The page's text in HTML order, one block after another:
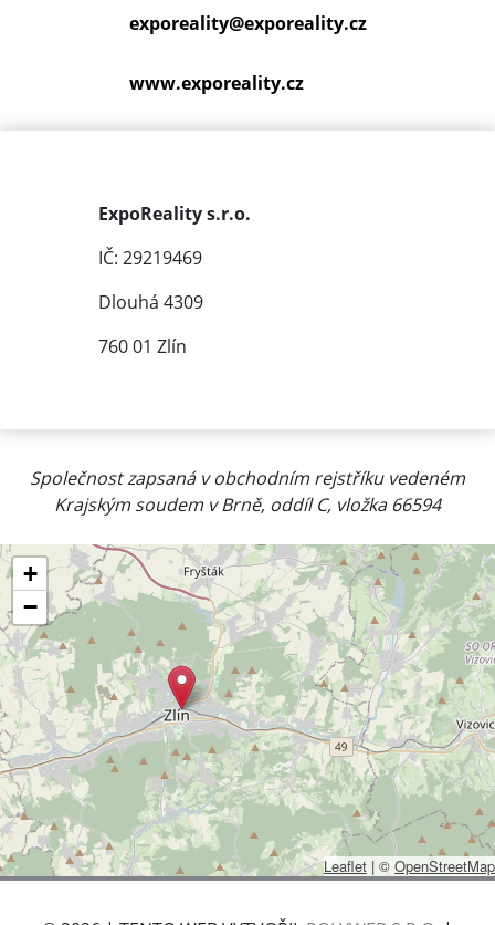
exporeality@exporeality.cz
www.exporeality.cz
ExpoReality s.r.o.
IČ: 29219469
Dlouhá 4309
760 01 Zlín
Společnost zapsaná v obchodním rejstříku vedeném
Krajským soudem v Brně, oddíl C, vložka 66594
+
−
Leaflet | © OpenStreetMap